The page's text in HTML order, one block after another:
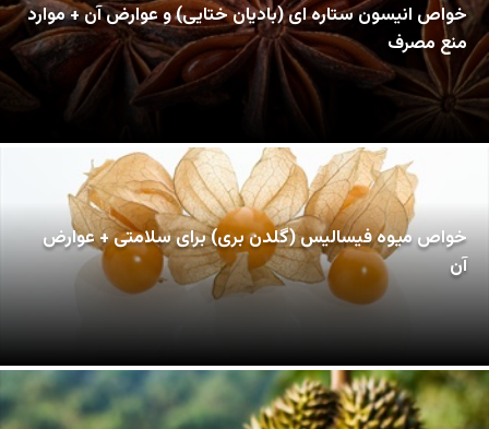
خواص انیسون ستاره ای (بادیان ختایی) و عوارض آن + موارد
منع مصرف
خواص میوه فیسالیس (گلدن بری) برای سلامتی + عوارض
آن